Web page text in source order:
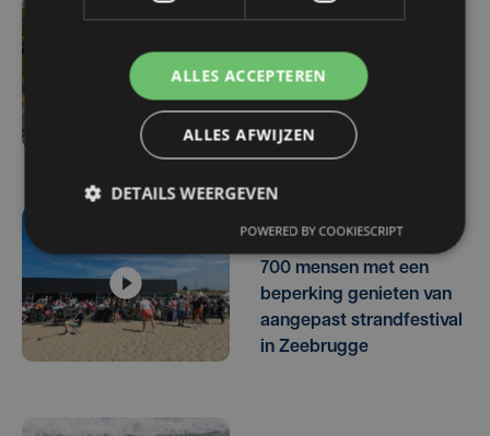
vr 7 augustus | 16:59
'De Paddenstoel',
herkenningspunt voor
veel fietsers, moet wijken
voor verkaveling
vr 7 augustus | 16:50
700 mensen met een
beperking genieten van
aangepast strandfestival
in Zeebrugge
ALLES ACCEPTEREN
ALLES AFWIJZEN
DETAILS WEERGEVEN
POWERED BY COOKIESCRIPT